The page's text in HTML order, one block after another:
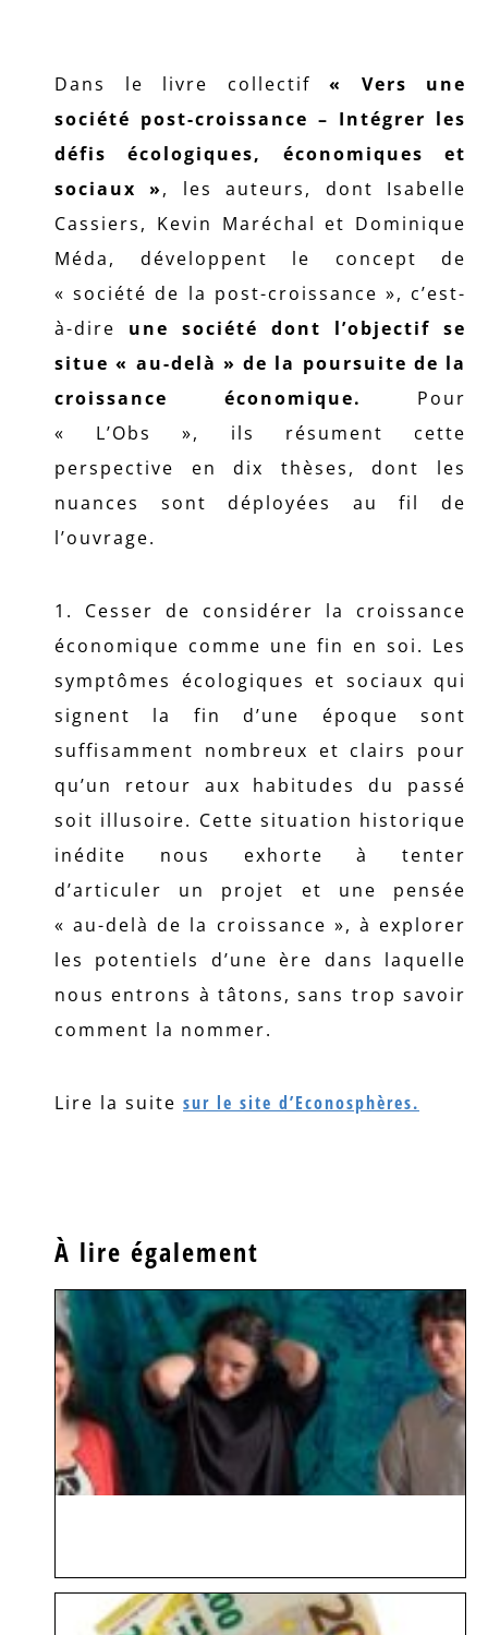
Dans le livre collectif « Vers une
société post-croissance – Intégrer les
défis écologiques, économiques et
sociaux », les auteurs, dont Isabelle
Cassiers, Kevin Maréchal et Dominique
Méda, développent le concept de
« société de la post-croissance », c’est-
à-dire une société dont l’objectif se
situe « au-delà » de la poursuite de la
croissance économique.
Pour
« L’Obs », ils résument cette
perspective en dix thèses, dont les
nuances sont déployées au fil de
l’ouvrage.
1. Cesser de considérer la croissance
économique comme une fin en soi. Les
symptômes écologiques et sociaux qui
signent la fin d’une époque sont
suffisamment nombreux et clairs pour
qu’un retour aux habitudes du passé
soit illusoire. Cette situation historique
inédite nous exhorte à tenter
d’articuler un projet et une pensée
« au-delà de la croissance », à explorer
les potentiels d’une ère dans laquelle
nous entrons à tâtons, sans trop savoir
comment la nommer.
Lire la suite sur le site d’Econosphères.
À lire également